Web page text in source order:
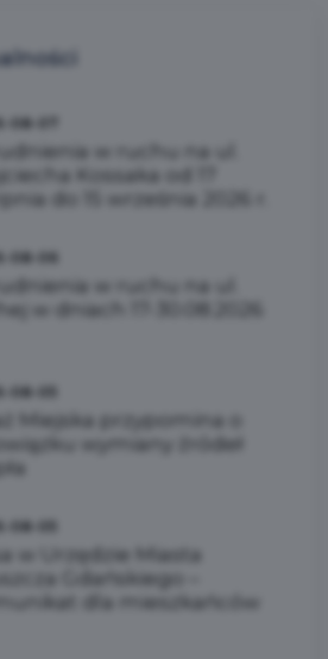
w ruchu na ul.
Kossaka od 17
do 15 września 2026 r.
w ruchu na ul.
w dniach 17-30.08.2026
Miejska przypomina o
wymiany źródeł
w Urzędzie Miasta
Gdańskiego –
dla mieszkańców